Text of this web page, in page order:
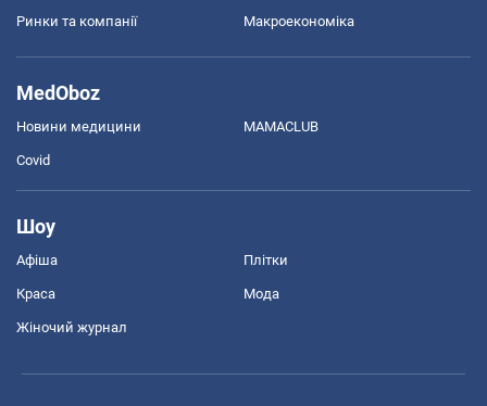
Ринки та компанії Макроекономіка
MedOboz
Новини медицини MAMACLUB
Covid
Шоу
Афіша Плітки
Краса Мода
Жіночий журнал